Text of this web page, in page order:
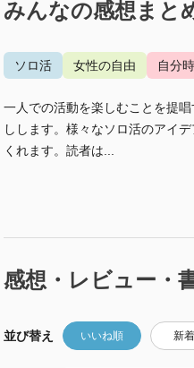
みんなの感想まと
ソロ活 女性の自由 自分
一人での活動を楽しむことを提
しします。様々なソロ活のアイ
くれます。読者は...
感想・レビュー・
並び替え いいね順 新